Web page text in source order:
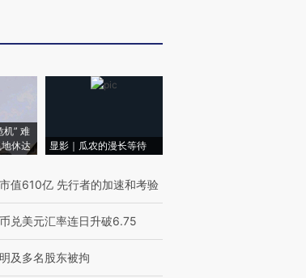
机” 难
休达
显影｜瓜农的漫长等待
值610亿 先行者的加速和考验
兑美元汇率连日升破6.75
及多名股东被拘